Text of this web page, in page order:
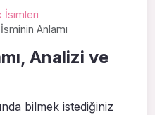
İsimleri
Anlamı
Analizi ve
bilmek istediğiniz